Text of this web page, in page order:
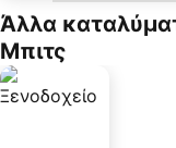
Άλλα
Μπιτς